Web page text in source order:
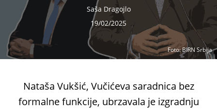
Foto: BIRN Srbija
Saša Dragojlo
19/02/2025
Nataša Vukšić, Vučićeva saradnica bez
formalne funkcije, ubrzavala je izgradnju